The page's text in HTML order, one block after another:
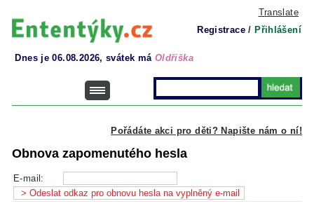
Translate
Registrace / Přihlášení
Dnes je 06.08.2026, svátek má Oldřiška
Pořádáte akci pro děti? Napište nám o ní!
Obnova zapomenutého hesla
E-mail: